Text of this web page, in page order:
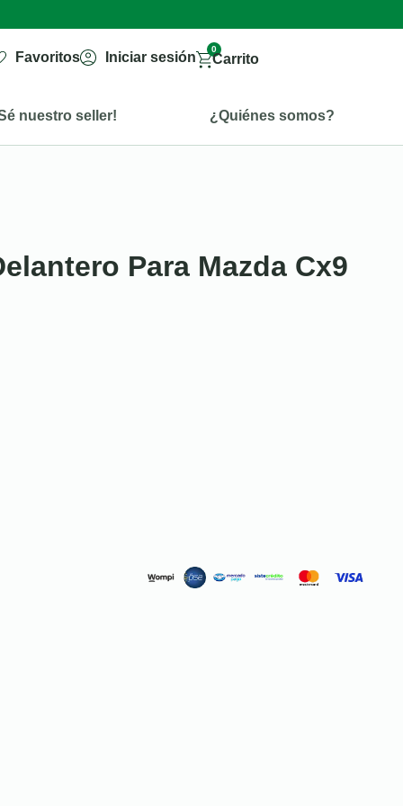
Favoritos Iniciar sesión
0
Carrito
nuestro seller! ¿Quiénes somos?
Para Mazda Cx9